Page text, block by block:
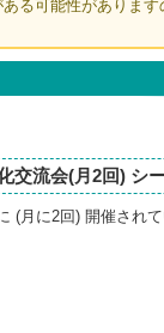
る可能性があります
交流会(月2回) シ
(月に2回) 開催され